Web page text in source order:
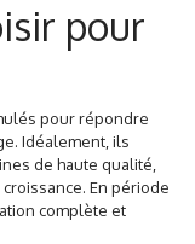
pour
pour répondre
Idéalement, ils
de haute qualité,
En période
complète et